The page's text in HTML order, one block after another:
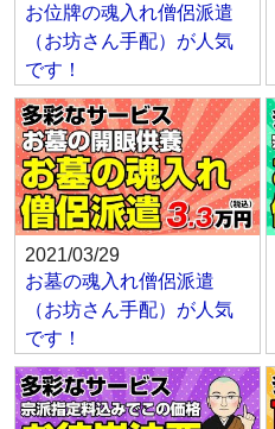
お位牌の魂入れ僧侶派遣
（お坊さん手配）が人気
です！
2021/03/29
お墓の魂入れ僧侶派遣
（お坊さん手配）が人気
です！